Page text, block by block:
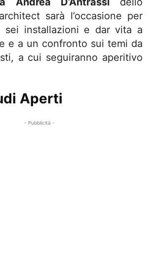
sarà l’occasione per
sei installazioni e dar vita a
e a un confronto sui temi da
a cui seguiranno aperitivo
Aperti
- Pubblicità -